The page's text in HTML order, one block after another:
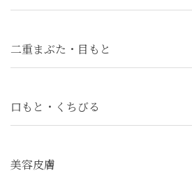
二重まぶた・目もと
口もと・くちびる
美容皮膚